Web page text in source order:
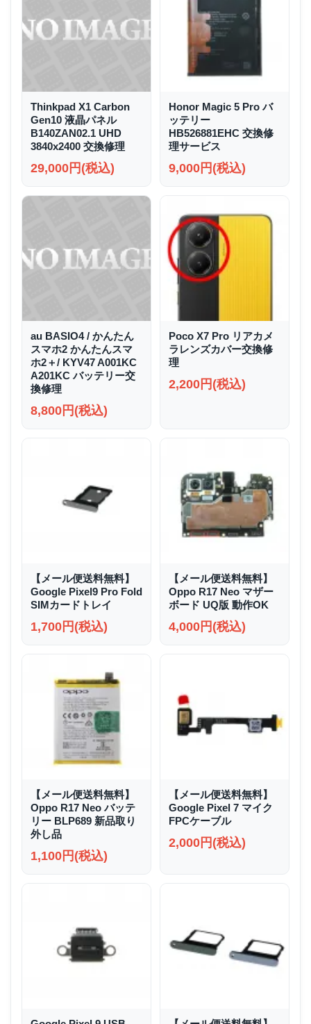
Thinkpad X1 Carbon
Gen10 液晶パネル
B140ZAN02.1 UHD
3840x2400 交換修理
29,000円(税込)
Honor Magic 5 Pro バ
ッテリー
HB526881EHC 交換修
理サービス
9,000円(税込)
au BASIO4 / かんたん
スマホ2 かんたんスマ
ホ2＋/ KYV47 A001KC
A201KC バッテリー交
換修理
8,800円(税込)
Poco X7 Pro リアカメ
ラレンズカバー交換修
理
2,200円(税込)
【メール便送料無料】
Google Pixel9 Pro Fold
SIMカードトレイ
1,700円(税込)
【メール便送料無料】
Oppo R17 Neo マザー
ボード UQ版 動作OK
4,000円(税込)
【メール便送料無料】
Oppo R17 Neo バッテ
リー BLP689 新品取り
外し品
1,100円(税込)
【メール便送料無料】
Google Pixel 7 マイク
FPCケーブル
2,000円(税込)